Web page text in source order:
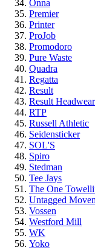
Onna
Premier
Printer
ProJob
Promodoro
Pure Waste
Quadra
Regatta
Result
Result Headwear
RTP
Russell Athletic
Seidensticker
SOL'S
Spiro
Stedman
Tee Jays
The One
Untagged
Vossen
Westford Mill
WK
Yoko